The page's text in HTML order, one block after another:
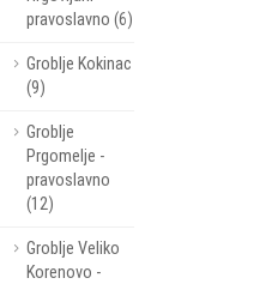
pravoslavno (6)
Groblje Kokinac
(9)
Groblje
Prgomelje -
pravoslavno
(12)
Groblje Veliko
Korenovo -